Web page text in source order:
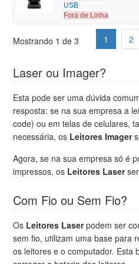
USB
Fora de Linha
Mostrando 1 de 3 1 2
Laser ou Imager?
Esta pode ser uma dúvida
resposta: se na sua empresa a
code) ou em telas de celulares,
necessária, os Leitores Imager
Agora, se na sua empresa só é
impressos, os Leitores Laser
Com Fio ou Sem Fio?
Os Leitores Laserpodem ser
sem fio, utilizam uma base para
os leitores e o computador. Esta